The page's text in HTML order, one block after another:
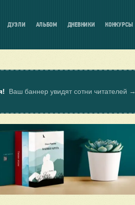
ДУЭЛИ АЛЬБОМ ДНЕВНИКИ КОНКУРСЫ
Ваш баннер увидят сотни читателей →